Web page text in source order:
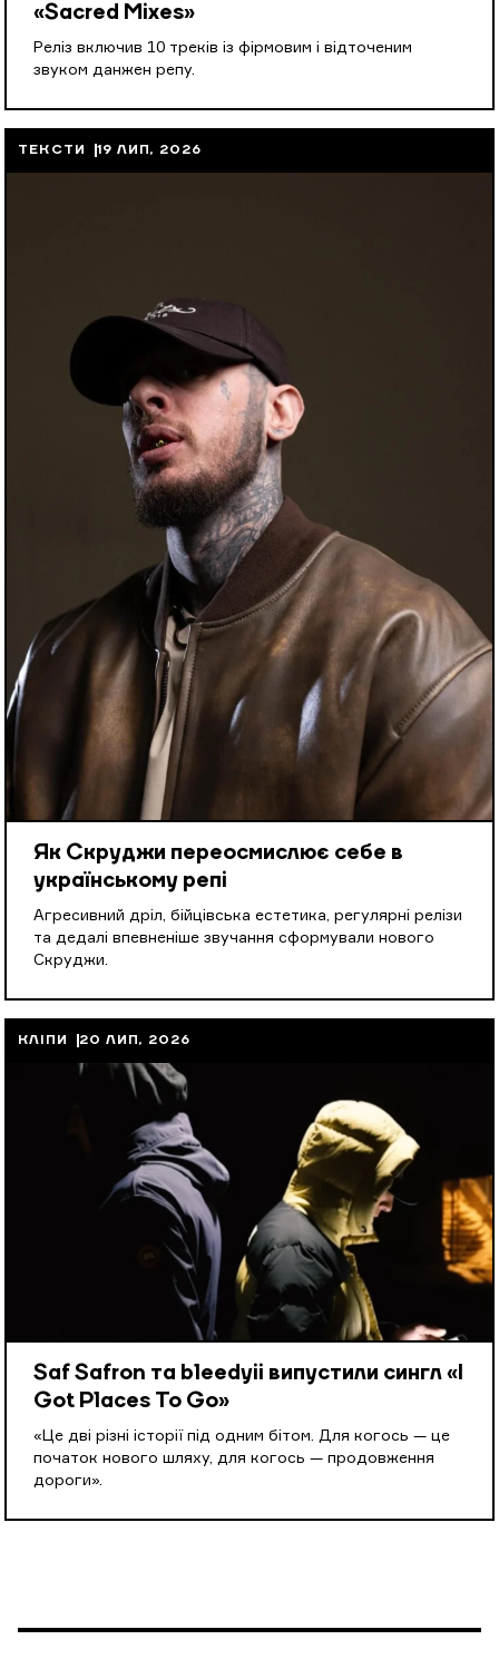
«Sacred Mixes»
Реліз включив 10 треків із фірмовим і відточеним
звуком данжен репу.
ТЕКСТИ 19 ЛИП, 2026
Як Скруджи переосмислює себе в
українському репі
Агресивний дріл, бійцівська естетика, регулярні релізи
та дедалі впевненіше звучання сформували нового
Скруджи.
КЛІПИ 20 ЛИП, 2026
Saf Safron та bleedyii випустили сингл «I
Got Places To Go»
«Це дві різні історії під одним бітом. Для когось — це
початок нового шляху, для когось — продовження
дороги».